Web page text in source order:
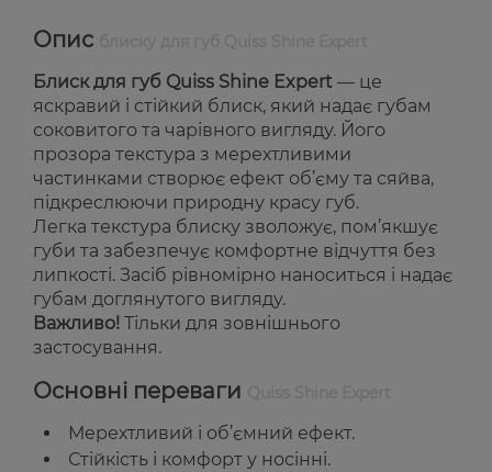
Опис
Блиск для губ Quiss Shine Expert — це
яскравий і стійкий блиск, який надає губам
соковитого та чарівного вигляду. Його
прозора текстура з мерехтливими
частинками створює ефект об’єму та сяйва,
підкреслюючи природну красу губ.
Легка текстура блиску зволожує, пом’якшує
губи та забезпечує комфортне відчуття без
липкості. Засіб рівномірно наноситься і надає
губам доглянутого вигляду.
Важливо! Тільки для зовнішнього
застосування.
Основні переваги
Мерехтливий і об’ємний ефект.
Стійкість і комфорт у носінні.